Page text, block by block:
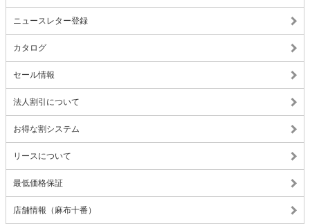
ニュースレター登録
カタログ
セール情報
法人割引について
お得な割システム
リースについて
最低価格保証
店舗情報（麻布十番）